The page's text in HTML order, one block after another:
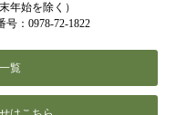
年始を除く）
号：0978-72-1822
覧